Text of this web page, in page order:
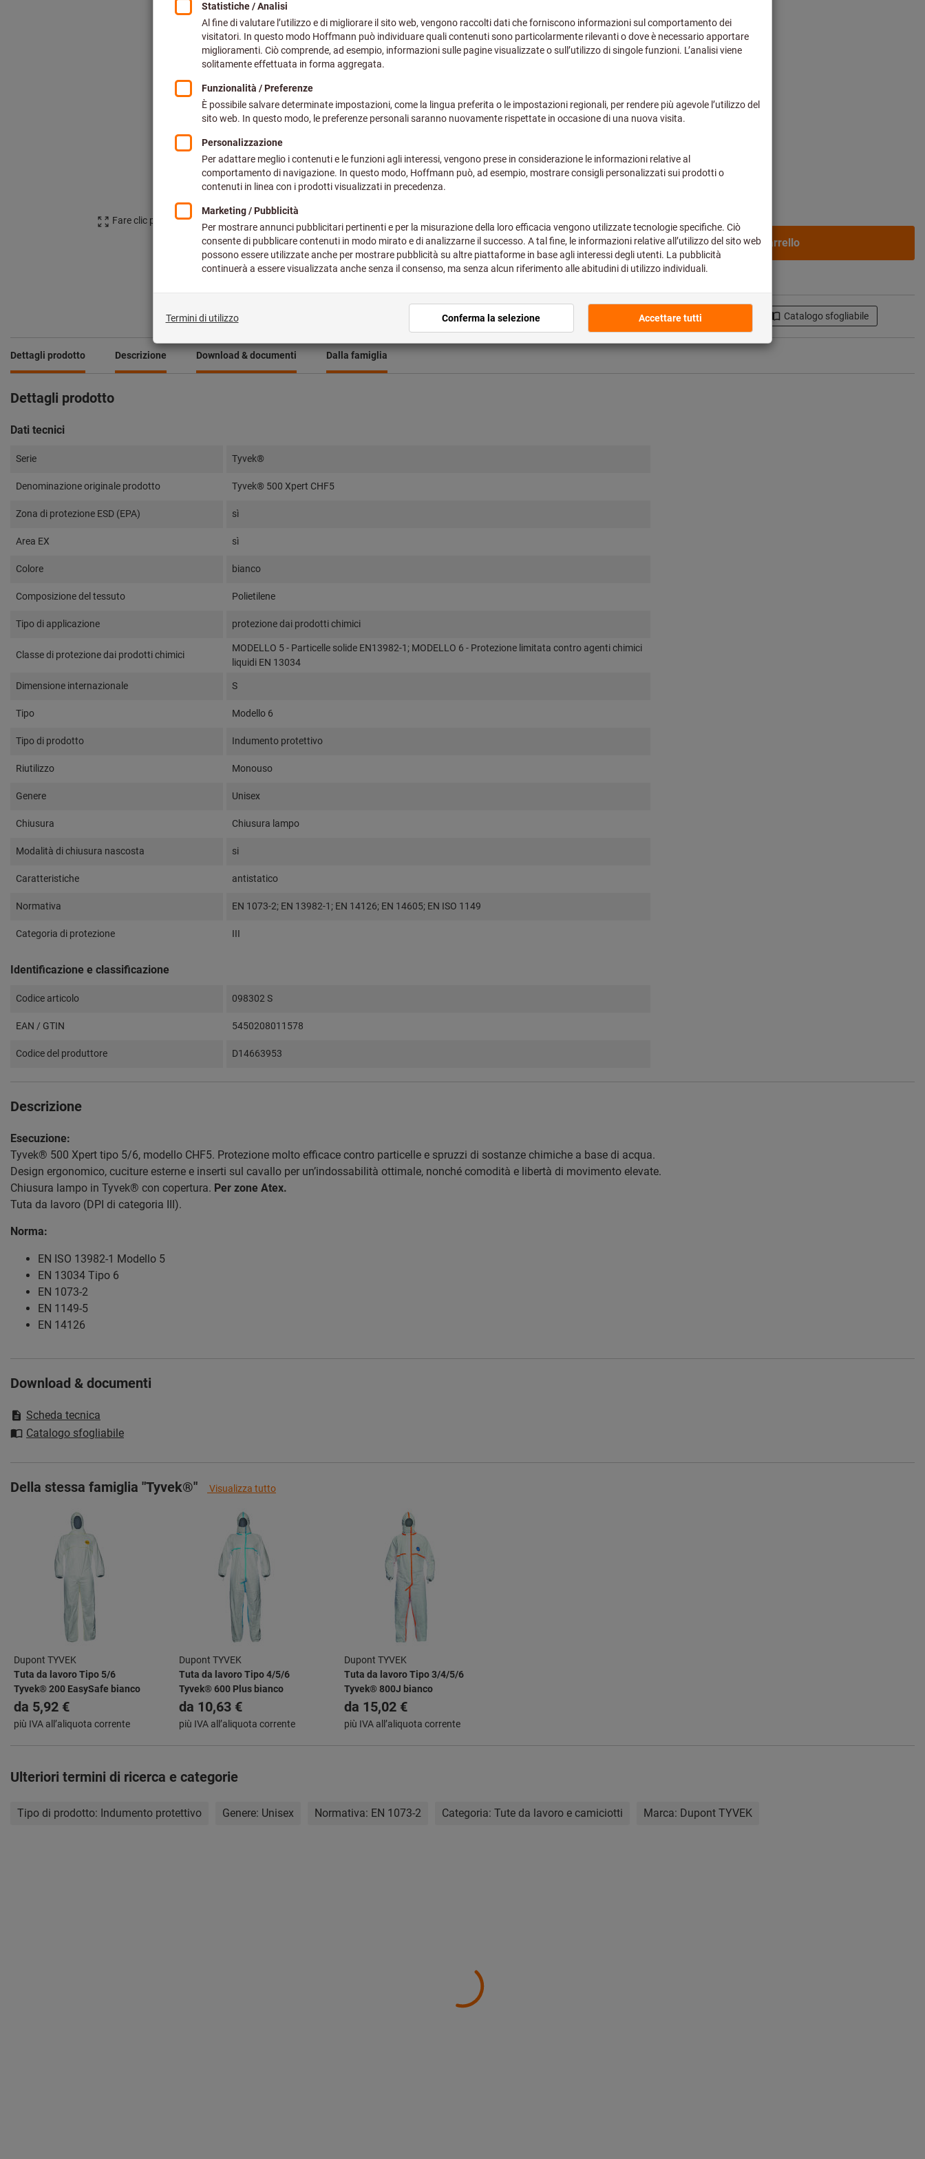
Fare clic per ingrandire l‘immagine
Effettua il loginper vedere i tuoi prezzi dedicati.
2XL 3XL
Quantità
Nel carrello
Aggiungi alla lista dei preferiti Condividi articolo Catalogo sfogliabile
Dettagli prodotto Descrizione Download & documenti Dalla famiglia
Dettagli prodotto
Dati tecnici
Serie Tyvek®
Denominazione originale prodotto Tyvek® 500 Xpert CHF5
Zona di protezione ESD (EPA) sì
Area EX sì
Colore bianco
Composizione del tessuto Polietilene
Tipo di applicazione protezione dai prodotti chimici
Classe di protezione dai prodotti chimici
MODELLO 5 - Particelle solide EN13982-1; MODELLO 6 - Protezione limitata contro agenti chimici
liquidi EN 13034
Dimensione internazionale S
Tipo Modello 6
Tipo di prodotto Indumento protettivo
Riutilizzo Monouso
Genere Unisex
Chiusura Chiusura lampo
Modalità di chiusura nascosta si
Caratteristiche antistatico
Normativa EN 1073-2; EN 13982-1; EN 14126; EN 14605; EN ISO 1149
Categoria di protezione III
Identificazione e classificazione
Codice articolo 098302 S
EAN / GTIN 5450208011578
Codice del produttore D14663953
Descrizione
Esecuzione:
Tyvek® 500 Xpert tipo 5/6, modello CHF5. Protezione molto efficace contro particelle e spruzzi di sostanze chimiche a base di acqua.
Design ergonomico, cuciture esterne e inserti sul cavallo per un’indossabilità ottimale, nonché comodità e libertà di movimento elevate.
Chiusura lampo in Tyvek® con copertura. Per zone Atex.
Tuta da lavoro (DPI di categoria III).
Norma:
EN ISO 13982-1 Modello 5
EN 13034 Tipo 6
EN 1073-2
EN 1149-5
EN 14126
Download & documenti
Scheda tecnica
Catalogo sfogliabile
Della stessa famiglia "Tyvek®" Visualizza tutto
Dupont TYVEK
Tuta da lavoro Tipo 5/6
Tyvek® 200 EasySafe bianco
da 5,92 €
più IVA all’aliquota corrente
Dupont TYVEK
Tuta da lavoro Tipo 4/5/6
Tyvek® 600 Plus bianco
da 10,63 €
più IVA all’aliquota corrente
Dupont TYVEK
Tuta da lavoro Tipo 3/4/5/6
Tyvek® 800J bianco
da 15,02 €
più IVA all’aliquota corrente
Ulteriori termini di ricerca e categorie
Tipo di prodotto: Indumento protettivo Genere: Unisex Normativa: EN 1073-2 Categoria: Tute da lavoro e camiciotti Marca: Dupont TYVEK